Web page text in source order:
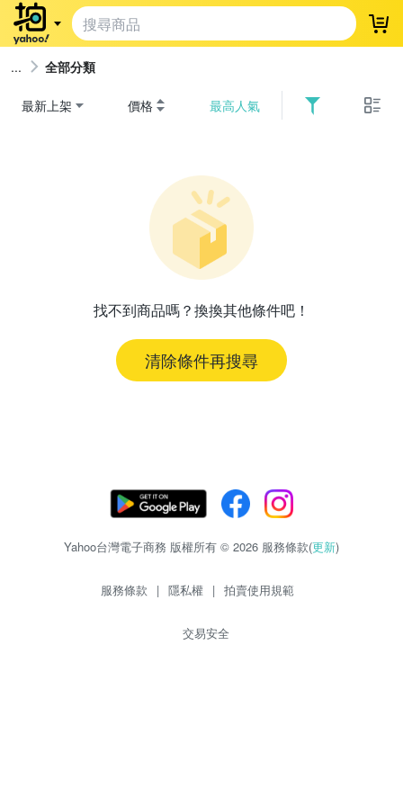
登
全部分類
最新上架 價格 最高人氣
找不到商品嗎？換換其他條件吧！
清除條件再搜尋
Yahoo台灣電子商務 版權所有 © 2026 服務條款(更新)
服務條款 | 隱私權 | 拍賣使用規範
交易安全